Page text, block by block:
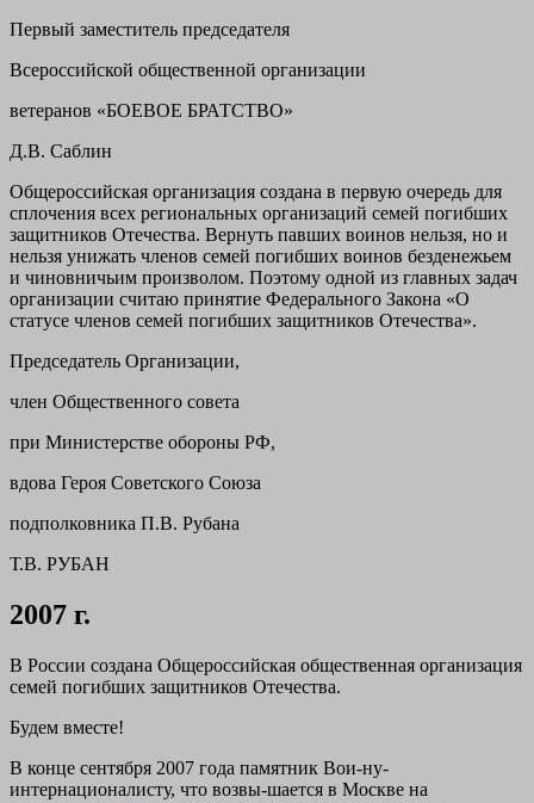
Первый заместитель председателя
Всероссийской общественной организации
ветеранов «БОЕВОЕ БРАТСТВО»
Д.В. Саблин
Общероссийская организация создана в первую очередь для
сплочения всех региональных организаций семей погибших
защитников Отечества. Вернуть павших воинов нельзя, но и
нельзя унижать членов семей погибших воинов безденежьем
и чиновничьим произволом. Поэтому одной из главных задач
организации считаю принятие Федерального Закона «О
статусе членов семей погибших защитников Отечества».
Председатель Организации,
член Общественного совета
при Министерстве обороны РФ,
вдова Героя Советского Союза
подполковника П.В. Рубана
Т.В. РУБАН
2007 г.
В России создана Общероссийская общественная организация
семей погибших защитников Отечества.
Будем вместе!
В конце сентября 2007 года памятник Вои-ну-
интернационалисту, что возвы-шается в Москве на